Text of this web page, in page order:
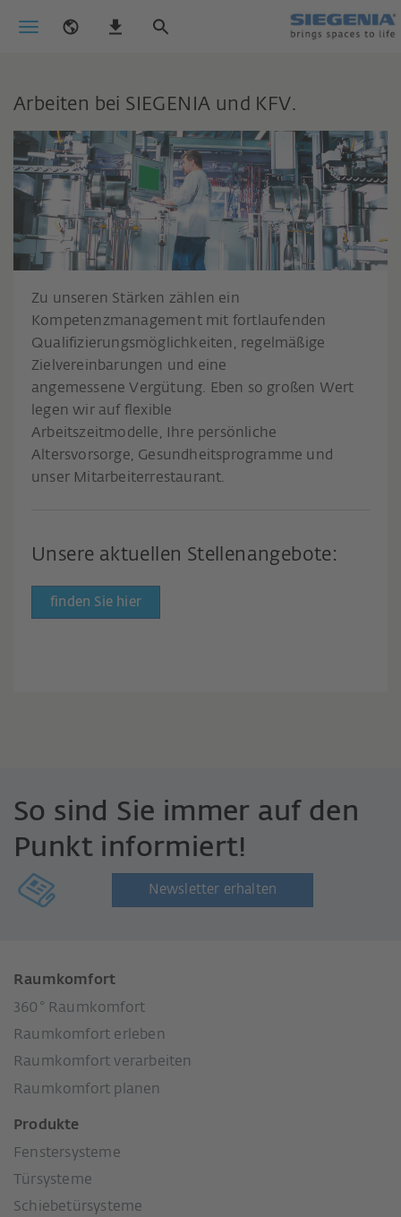
Arbeiten bei SIEGENIA und KFV.
Zu unseren Stärken zählen ein
Kompetenzmanagement mit fortlaufenden
Qualifizierungsmöglichkeiten, regelmäßige
Zielvereinbarungen und eine
angemessene Vergütung. Eben so großen Wert
legen wir auf flexible
Arbeitszeitmodelle, Ihre persönliche
Altersvorsorge, Gesundheitsprogramme und
unser Mitarbeiterrestaurant.
Unsere aktuellen Stellenangebote:
finden Sie hier
So sind Sie immer auf den
Punkt informiert!
Newsletter erhalten
Raumkomfort
360° Raumkomfort
Raumkomfort erleben
Raumkomfort verarbeiten
Raumkomfort planen
Produkte
Fenstersysteme
Türsysteme
Schiebetürsysteme